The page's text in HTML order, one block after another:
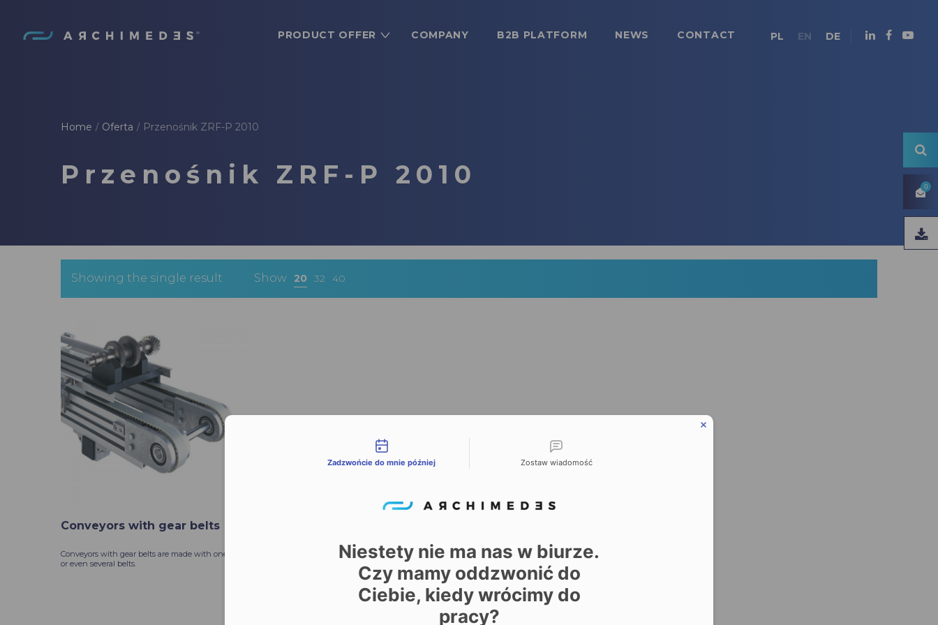
PL EN DE
0
PRODUCT OFFER COMPANY B2B PLATFORM NEWS CONTACT
Home / Oferta / Przenośnik ZRF-P 2010
Przenośnik ZRF-P 2010
Showing the single result Show 20 32 40
Conveyors with gear belts
Conveyors with gear belts are made with one, two
or even several belts.
Możliwości kontaktu
Zadzwońcie do mnie później Zostaw wiadomość
Niestety nie ma nas w biurze.
Czy mamy oddzwonić do
Ciebie, kiedy wrócimy do
pracy?